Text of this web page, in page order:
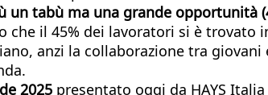
un tabù ma una grande opportunità
che il 45% dei lavoratori si è trovato
anzi la collaborazione tra
2025 presentato oggi da HAYS